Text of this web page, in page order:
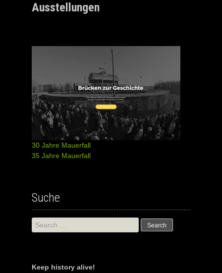
Ausstellungen
30 Jahre Mauerfall
35 Jahre Mauerfall
Suche
Search
for:
Keep history alive!